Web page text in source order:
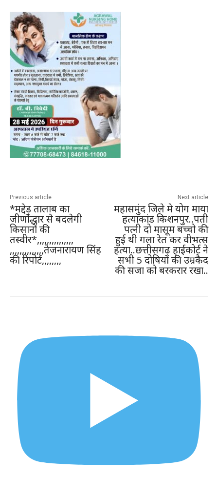
Previous article
*मद्देड़ तालाब का
जीर्णाेद्धार से बदलेगी
किसानों की
तस्वीर*,,,,,,,,,,,,,,,
,,,,,,,,,,,,,,तेजनारायण सिंह
की रिपोर्ट,,,,,,,,
Next article
महासमुंद जिले मे योग माया
हत्याकांड किशनपुर..पती
पत्नी दो मासूम बच्चो की
हुई थी गला रेत कर वीभत्स
हत्या..छत्तीसगढ़ हाईकोर्ट ने
सभी 5 दोषियों की उम्रकैद
की सजा को बरकरार रखा..